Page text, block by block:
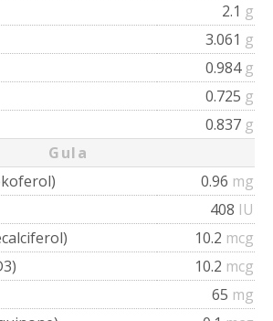
2.1 g
3.061 g
0.984 g
0.725 g
0.837 g
Gula
0.96 mg
408 IU
10.2 mcg
10.2 mcg
65 mg